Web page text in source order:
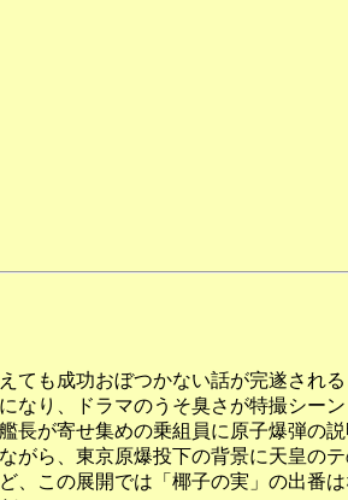
も成功おぼつかない話が完遂され
り、ドラマのうそ臭さが特撮シーン
が寄せ集めの乗組員に原子爆弾の
ら、東京原爆投下の背景に天皇の
この展開では「椰子の実」の出番